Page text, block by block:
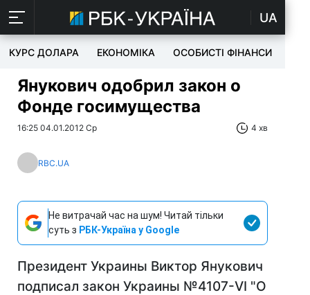
UA
КУРС ДОЛАРА ЕКОНОМІКА ОСОБИСТІ ФІНАНСИ
Янукович одобрил закон о
Фонде госимущества
16:25 04.01.2012 Ср 4 хв
RBC.UA
Не витрачай час на шум! Читай тільки
суть з РБК-Україна у Google
Президент Украины Виктор Янукович
подписал закон Украины №4107-VI "О